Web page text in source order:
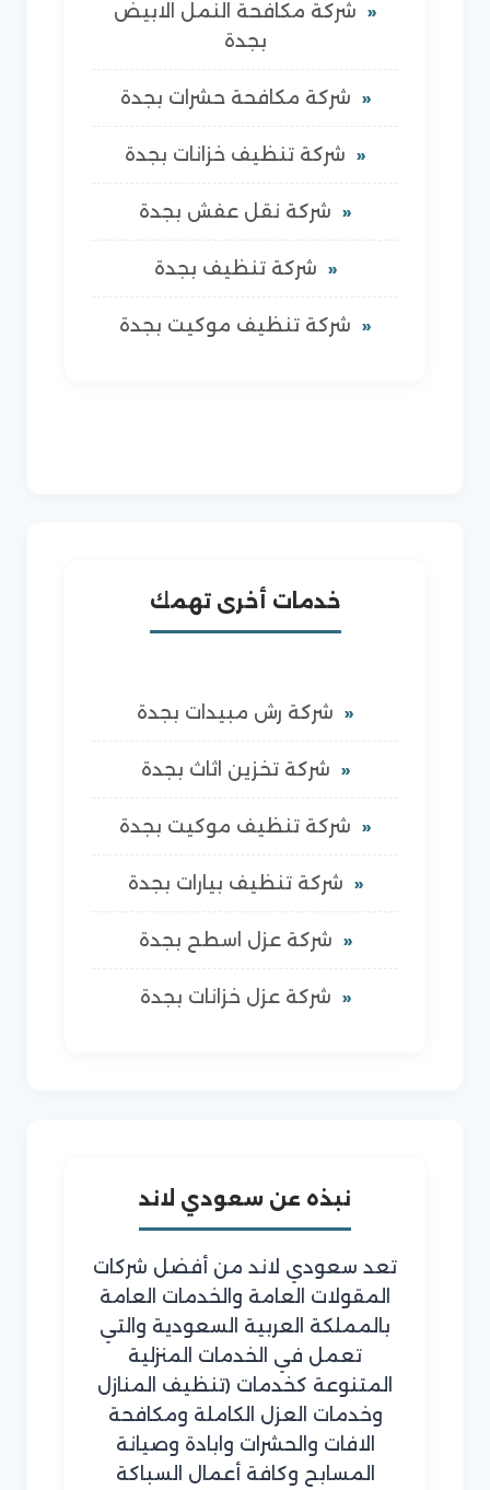
شركة مكافحة النمل الابيض
بجدة
شركة مكافحة حشرات بجدة
شركة تنظيف خزانات بجدة
شركة نقل عفش بجدة
شركة تنظيف بجدة
شركة تنظيف موكيت بجدة
خدمات أخرى تهمك
شركة رش مبيدات بجدة
شركة تخزين اثاث بجدة
شركة تنظيف موكيت بجدة
شركة تنظيف بيارات بجدة
شركة عزل اسطح بجدة
شركة عزل خزانات بجدة
نبذه عن سعودي لاند
تعد سعودي لاند من أفضل شركات
المقولات العامة والخدمات العامة
بالمملكة العربية السعودية والتي
تعمل في الخدمات المنزلية
المتنوعة كخدمات (تنظيف المنازل
وخدمات العزل الكاملة ومكافحة
الافات والحشرات وابادة وصيانة
المسابح وكافة أعمال السباكة